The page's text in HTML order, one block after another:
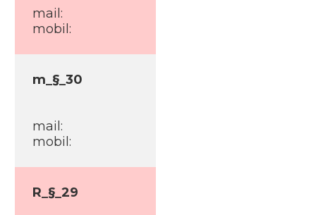
mail:
mobil:
m_§_30
mail:
mobil:
R_§_29